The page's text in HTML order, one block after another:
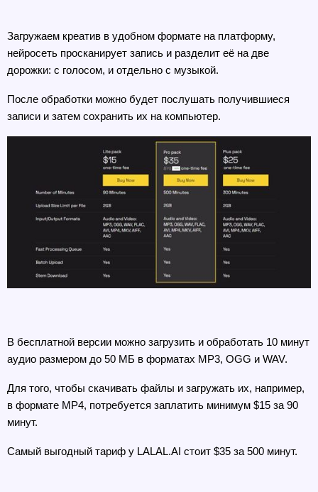
Загружаем креатив в удобном формате на платформу,
нейросеть просканирует запись и разделит её на две
дорожки: с голосом, и отдельно с музыкой.
После обработки можно будет послушать получившиеся
записи и затем сохранить их на компьютер.
В бесплатной версии можно загрузить и обработать 10 минут
аудио размером до 50 МБ в форматах MP3, OGG и WAV.
Для того, чтобы скачивать файлы и загружать их, например,
в формате MP4, потребуется заплатить минимум $15 за 90
минут.
Самый выгодный тариф у LALAL.AI стоит $35 за 500 минут.